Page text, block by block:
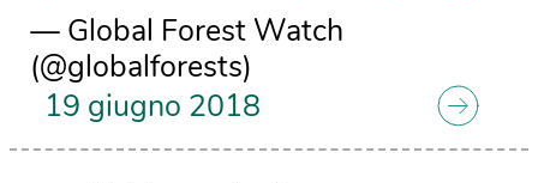
— Global Forest Watch
(@globalforests)
19 giugno 2018